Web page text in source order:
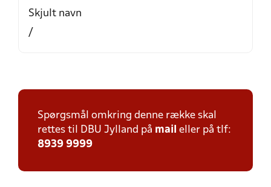
Skjult navn
/
Spørgsmål omkring denne række skal
rettes til DBU Jylland på mail eller på tlf:
8939 9999